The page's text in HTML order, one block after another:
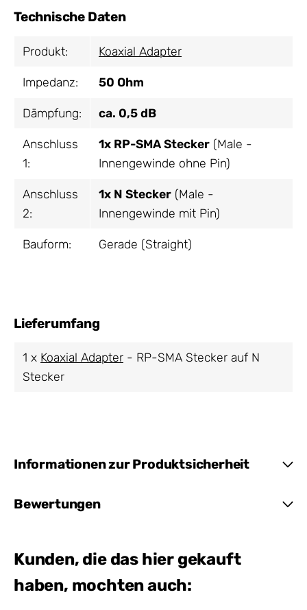
Technische Daten
Produkt: Koaxial Adapter
Impedanz: 50 Ohm
Dämpfung: ca. 0,5 dB
Anschluss
1:
1x RP-SMA Stecker (Male -
Innengewinde ohne Pin)
Anschluss
2:
1x N Stecker (Male -
Innengewinde mit Pin)
Bauform: Gerade (Straight)
Lieferumfang
1 x Koaxial Adapter - RP-SMA Stecker auf N
Stecker
Informationen zur Produktsicherheit
Bewertungen
Kunden, die das hier gekauft
haben, mochten auch: